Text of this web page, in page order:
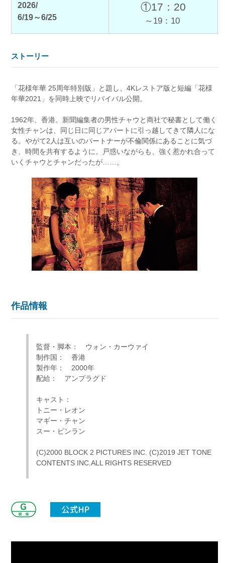
2026/
6/19～6/25
①17：20
～19：10
ストーリー
「花様年華 25周年特別版」と題し、4Kレストア版と短編「花様
年華2021」を同時上映でリバイバル公開。
1962年、香港。新聞編集者の男性チャウと商社で秘書として働く
女性チャンは、同じ日に同じアパートに引っ越してきて隣人にな
る。やがて2人は互いのパートナーが不倫関係にあることに気づ
き、時間を共有するように。戸惑いながらも、強く惹かれ合って
いくチャウとチャンだったが……。
作品情報
監督・脚本： ウォン・カーウァイ
制作国： 香港
製作年： 2000年
配給： アンプラグド
キャスト：
トニー・レオン
マギー・チャン
スー・ピンラン
(C)2000 BLOCK 2 PICTURES INC. (C)2019 JET TONE
CONTENTS INC.ALL RIGHTS RESERVED